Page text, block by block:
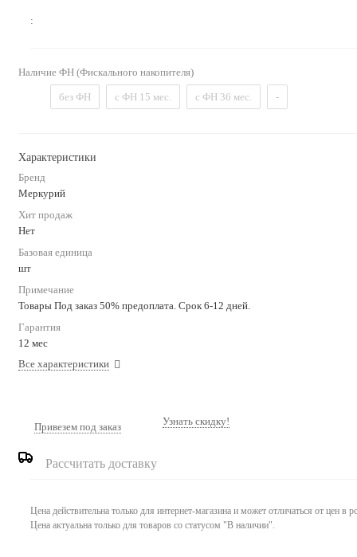
:
Наличие ФН (Фискального накопителя)
без ФН с ФН 15 мес. с ФН 36 мес. -
Характеристики
Бренд
Меркурий
Хит продаж
Нет
Базовая единица
шт
Примечание
Товары Под заказ 50% предоплата. Срок 6-12 дней.
Гарантия
12 мес
Все характеристики
Привезем под заказ Узнать скидку!
Рассчитать доставку
Цена действительна только для интернет-магазина и может отличаться от цен в
Цена актуальна только для товаров со статусом "В наличии".